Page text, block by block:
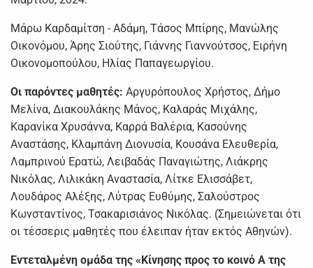
Μάρω Καρδαμίτση - Αδάμη, Τάσος Μπίρης, Μανώλης
Οικονόμου, Άρης Σιούτης, Γιάννης Γιαννούτσος, Ειρήνη
Οικονομοπούλου, Ηλίας Παπαγεωργίου.
Οι παρόντες μαθητές: Αργυρόπουλος Χρήστος, Δήμο
Μελίνα, Διακουλάκης Μάνος, Καλαράς Μιχάλης,
Καρανίκα Χρυσάννα, Καρρά Βαλέρια, Κασούνης
Αναστάσης, Κλαμπάνη Διονυσία, Κουσάνα Ελευθερία,
Λαμπρινού Ερατώ, Λειβαδάς Παναγιώτης, Λιάκρης
Νικόλας, Λιλικάκη Αναστασία, Λίτκε Ελισσάβετ,
Λουδάρος Αλέξης, Λύτρας Ευθύμης, Σαλούστρος
Κωνσταντίνος, Τσακαρισιάνος Νικόλας. (Σημειώνεται ότι
οι τέσσερις μαθητές που έλειπαν ήταν εκτός Αθηνών).
Εντεταλµένη οµάδα της «Κίνησης προς το κοινό Α της